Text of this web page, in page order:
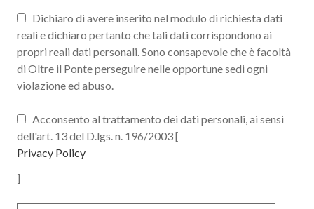
Dichiaro di avere inserito nel modulo di richiesta dati
reali e dichiaro pertanto che tali dati corrispondono ai
propri reali dati personali. Sono consapevole che è facoltà
di Oltre il Ponte perseguire nelle opportune sedi ogni
violazione ed abuso.
Acconsento al trattamento dei dati personali, ai sensi
dell'art. 13 del D.lgs. n. 196/2003 [
Privacy Policy
]